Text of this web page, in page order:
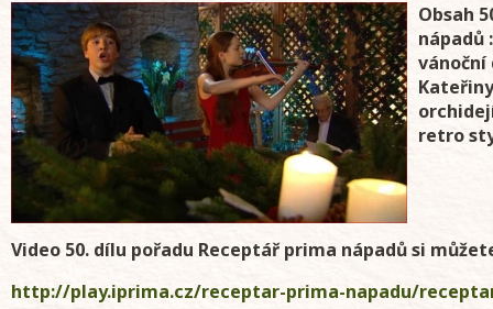
Obsah
nápadů
vánoční
retro
Video 50. dílu pořadu Receptář prima nápadů si
http://play.iprima.cz/receptar-prima-napadu/